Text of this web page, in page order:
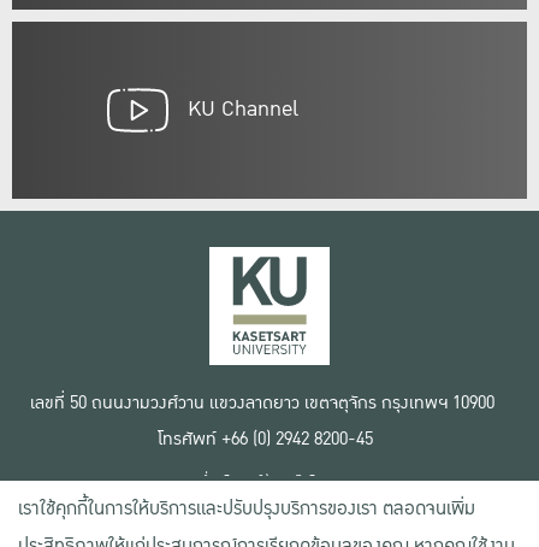
KU Channel
เลขที่ 50 ถนนงามวงศ์วาน แขวงลาดยาว เขตจตุจักร กรุงเทพฯ 10900
โทรศัพท์ +66 (0) 2942 8200-45
เงื่อนไขการใช้งานเว็บไซต์
ข้อตกลงด้านสิทธิ์ใช้งาน
นโยบายความเป็นส่วนตัว
เราใช้คุกกี้ในการให้บริการและปรับปรุงบริการของเรา ตลอดจนเพิ่ม